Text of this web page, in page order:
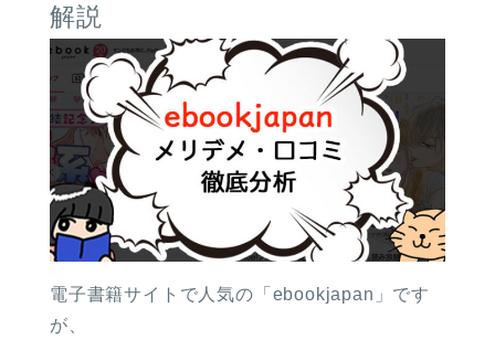
解説
電子書籍サイトで人気の「ebookjapan」です
が、